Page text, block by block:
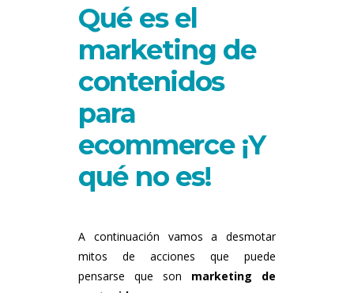
Qué es el
marketing de
contenidos
para
ecommerce ¡Y
qué no es!
A continuación vamos a desmotar
mitos de acciones que puede
pensarse que son marketing de